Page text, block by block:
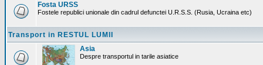
Fosta URSS
Fostele republici unionale din cadrul defunctei U.R.S.S. (Rusia, Ucraina etc)
Transport in RESTUL LUMII
Asia
Despre transportul in tarile asiatice